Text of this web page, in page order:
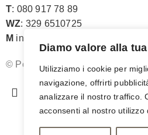
Diamo valore alla
Utilizziamo i cookie per
navigazione, offrirti
analizzare il nostro traffico.
acconsenti al nostro utilizzo
T: 080 917 78 89
WZ: 329 6510725
M info@poishome.it
© Pois Home Inside srl – P.iva